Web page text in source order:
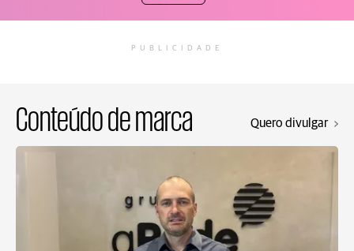
PUBLICIDADE
Conteúdo de marca Quero divulgar